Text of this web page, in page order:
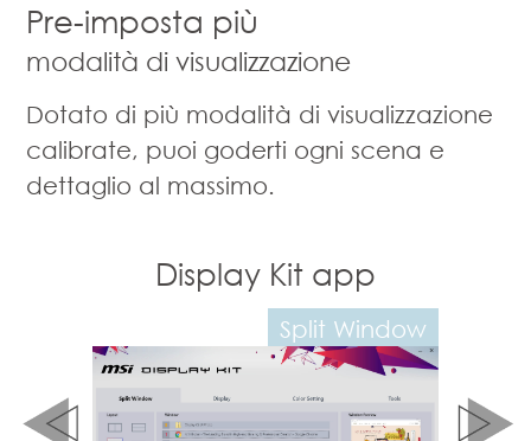
Pre-imposta più
modalità di visualizzazione
Dotato di più modalità di visualizzazione
calibrate, puoi goderti ogni scena e
dettaglio al massimo.
Kit app Display Kit app
Color Mode